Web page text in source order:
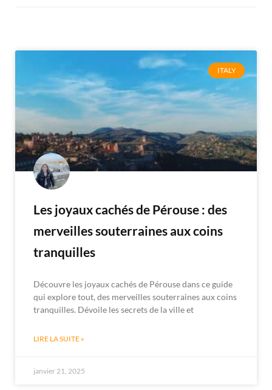
ITALY
Les joyaux cachés de Pérouse : des
merveilles souterraines aux coins
tranquilles
Découvre les joyaux cachés de Pérouse dans ce guide
qui explore tout, des merveilles souterraines aux coins
tranquilles. Dévoile les secrets de la ville et
LIRE LA SUITE »
janvier 21, 2025